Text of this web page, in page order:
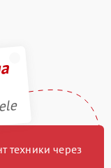
техники через